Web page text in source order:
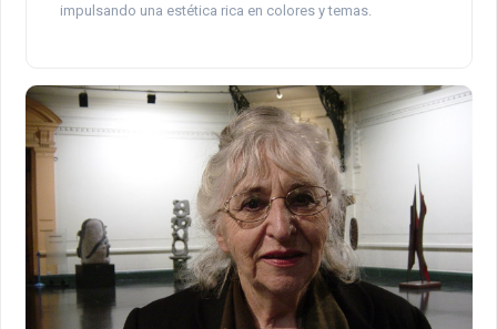
impulsando una estética rica en colores y temas.